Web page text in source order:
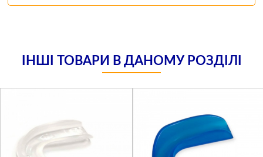
ІНШІ ТОВАРИ В ДАНОМУ РОЗДІЛІ